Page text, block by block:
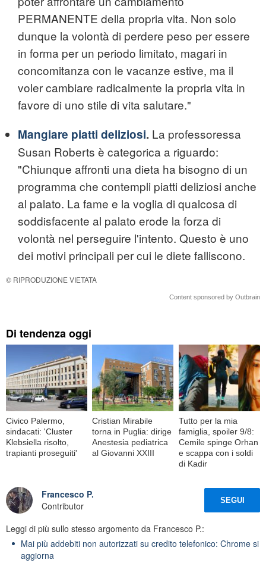
PERMANENTE della propria vita. Non solo
dunque la volontà di perdere peso per essere
in forma per un periodo limitato, magari in
concomitanza con le vacanze estive, ma il
voler cambiare radicalmente la propria vita in
favore di uno stile di vita salutare."
Mangiare piatti deliziosi. La professoressa
Susan Roberts è categorica a riguardo:
"Chiunque affronti una dieta ha bisogno di un
programma che contempli piatti deliziosi anche
al palato. La fame e la voglia di qualcosa di
soddisfacente al palato erode la forza di
volontà nel perseguire l'intento. Questo è uno
dei motivi principali per cui le diete falliscono.
© RIPRODUZIONE VIETATA
Content sponsored by Outbrain
Di tendenza oggi
Civico Palermo,
sindacati: 'Cluster
Klebsiella risolto,
trapianti proseguiti'
Cristian Mirabile
torna in Puglia: dirige
Anestesia pediatrica
al Giovanni XXIII
Tutto per la mia
famiglia, spoiler 9/8:
Cemile spinge Orhan
e scappa con i soldi
di Kadir
Francesco P.
Contributor
SEGUI
Leggi di più sullo stesso argomento da Francesco P.:
Mai più addebiti non autorizzati su credito telefonico: Chrome si
aggiorna